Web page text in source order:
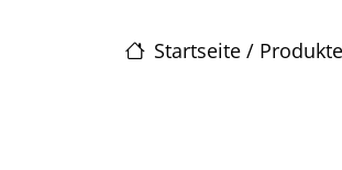
Startseite / Produkte